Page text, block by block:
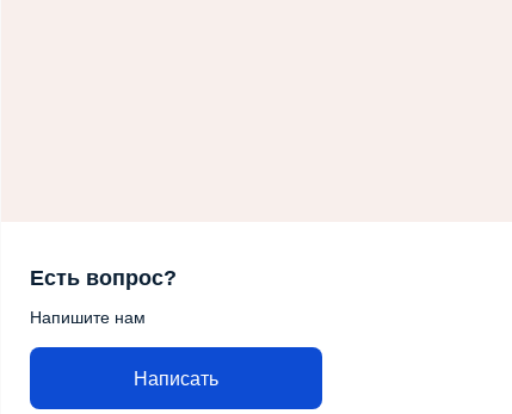
Есть вопрос?
Напишите нам
Написать